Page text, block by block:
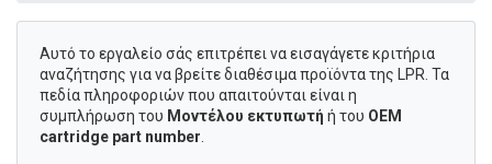
Αυτό το εργαλείο σάς επιτρέπει να εισαγάγετε κριτήρια
αναζήτησης για να βρείτε διαθέσιμα προϊόντα της LPR. Τα
πεδία πληροφοριών που απαιτούνται είναι η
συμπλήρωση του Μοντέλου εκτυπωτή ή του OEM
cartridge part number